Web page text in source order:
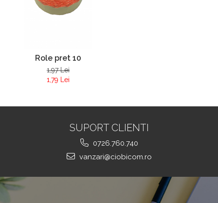
Role pret 10
1,97 Lei
1,79 Lei
SUPORT CLIENTI
0726.760.740
vanzari@ciobicom.ro